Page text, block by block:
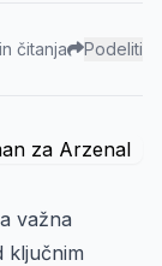
čitanja Podeliti
važna
ključnim